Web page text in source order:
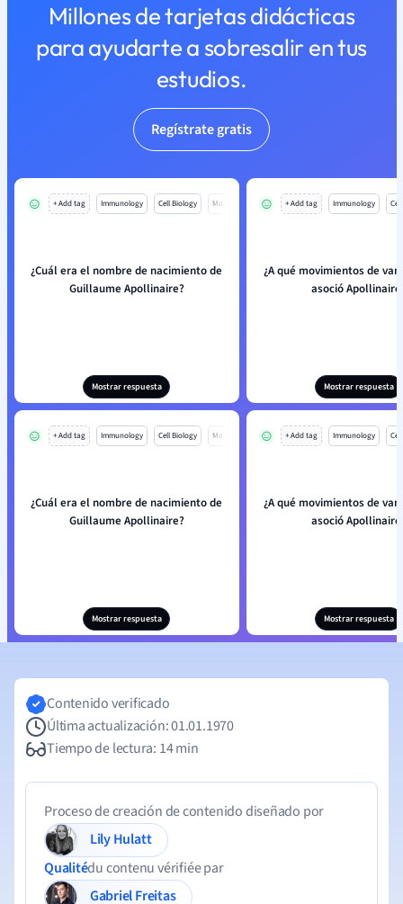
Millones de tarjetas didácticas
para ayudarte a sobresalir en tus
estudios.
Regístrate gratis
+ Add tag Immunology Cell Biology Mo
¿Cuál era el nombre de nacimiento de
Guillaume Apollinaire?
Mostrar respuesta
+ Add tag Immunology
¿A qué movimientos de
asoció
Mostrar respuesta
+ Add tag Immunology Cell Biology Mo
¿Cuál era el nombre de nacimiento de
Guillaume Apollinaire?
Mostrar respuesta
+ Add tag Immunology
¿A qué movimientos de
asoció
Mostrar respuesta
Contenido verificado
Última actualización: 01.01.1970
Tiempo de lectura: 14 min
Proceso de creación de contenido diseñado por
Lily Hulatt
Qualitédu contenu vérifiée par
Gabriel Freitas